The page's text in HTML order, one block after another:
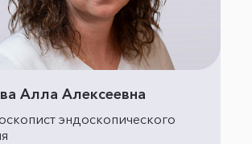
Алла Алексеевна
эндоскопического